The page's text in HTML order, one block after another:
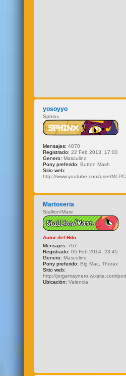
yosoyyo
Sphinx
Mensajes: 4070
Registrado: 22 Feb 2013, 17:00
Genero: Masculino
Pony preferido: Button Mash
Sitio web:
http://www.youtube.com/user/
Martoseria
Stallion/Mare
Autor del Hilo
Mensajes: 767
Registrado: 05 Feb 2014, 23:45
Genero: Masculino
Pony preferido: Big Mac, Thorax
Sitio web:
http://jorgemaynero.wixsite.com/
Ubicación: Valencia